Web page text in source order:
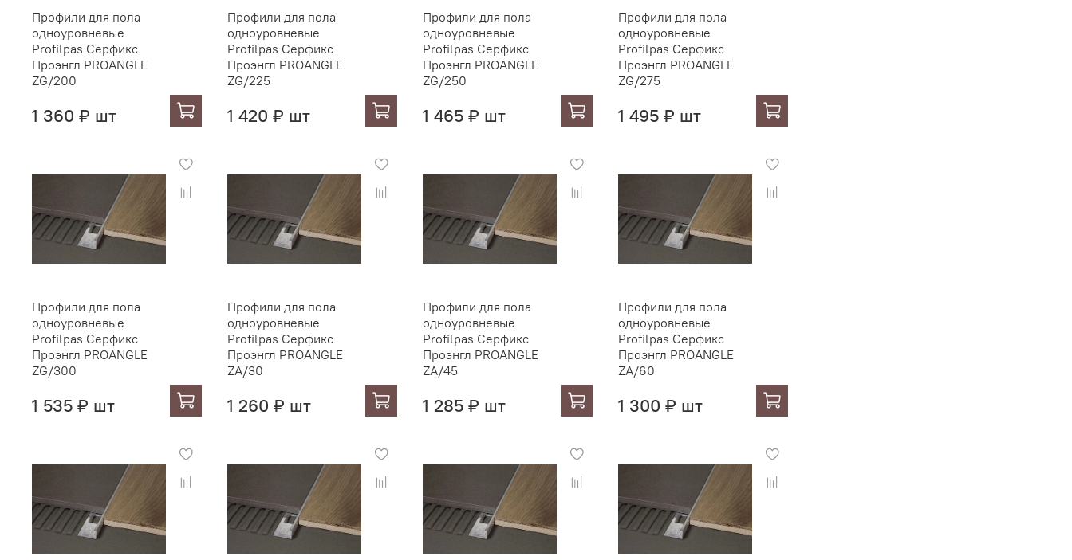
Профили для пола
одноуровневые
Profilpas Серфикс
Проэнгл PROANGLE
ZG/200
1 360 ₽ шт
Профили для пола
одноуровневые
Profilpas Серфикс
Проэнгл PROANGLE
ZG/225
1 420 ₽ шт
Профили для пола
одноуровневые
Profilpas Серфикс
Проэнгл PROANGLE
ZG/250
1 465 ₽ шт
Профили для пола
одноуровневые
Profilpas Серфикс
Проэнгл PROANGLE
ZG/275
1 495 ₽ шт
Профили для пола
одноуровневые
Profilpas Серфикс
Проэнгл PROANGLE
ZG/300
1 535 ₽ шт
Профили для пола
одноуровневые
Profilpas Серфикс
Проэнгл PROANGLE
ZA/30
1 260 ₽ шт
Профили для пола
одноуровневые
Profilpas Серфикс
Проэнгл PROANGLE
ZA/45
1 285 ₽ шт
Профили для пола
одноуровневые
Profilpas Серфикс
Проэнгл PROANGLE
ZA/60
1 300 ₽ шт